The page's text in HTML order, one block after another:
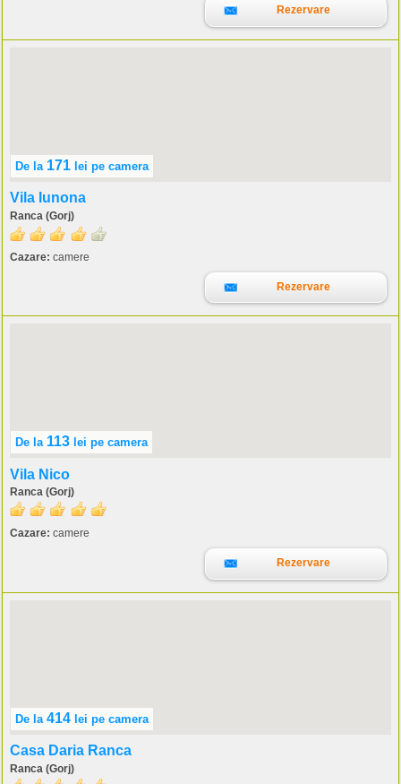
Rezervare
De la 171 lei pe camera
Vila Iunona
Ranca (Gorj)
Cazare: camere
Rezervare
De la 113 lei pe camera
Vila Nico
Ranca (Gorj)
Cazare: camere
Rezervare
De la 414 lei pe camera
Casa Daria Ranca
Ranca (Gorj)